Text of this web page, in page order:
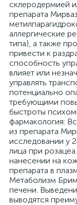
склеродермией
препарата
аллергические
типа), а также
привести к
способность
влияет или
управлять
потенциально
требующими
быстроты
фармакология:
из препарата
исследовании у
лица при
нанесении на
препарата в
Метаболизм
печени.
выводятся